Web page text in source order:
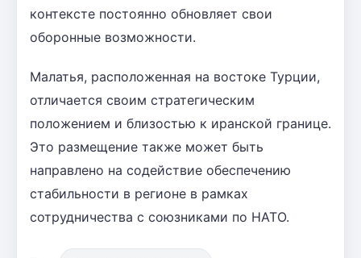
контексте постоянно обновляет свои
оборонные возможности.
Малатья, расположенная на востоке Турции,
отличается своим стратегическим
положением и близостью к иранской границе.
Это размещение также может быть
направлено на содействие обеспечению
стабильности в регионе в рамках
сотрудничества с союзниками по НАТО.